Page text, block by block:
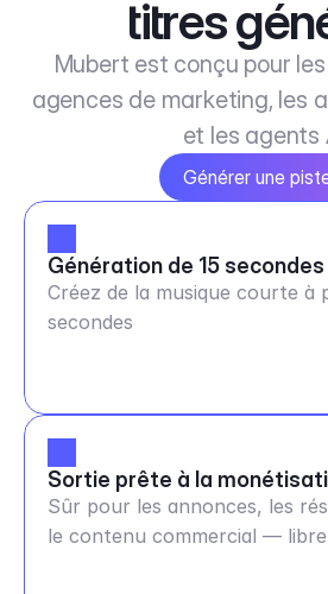
titres
Mubert est conçu pour
agences de marketing, les
et les agents
Générer une
Génération de 15 secondes
Créez de la musique courte à
secondes
Sortie prête à la
Sûr pour les annonces, les
le contenu commercial —